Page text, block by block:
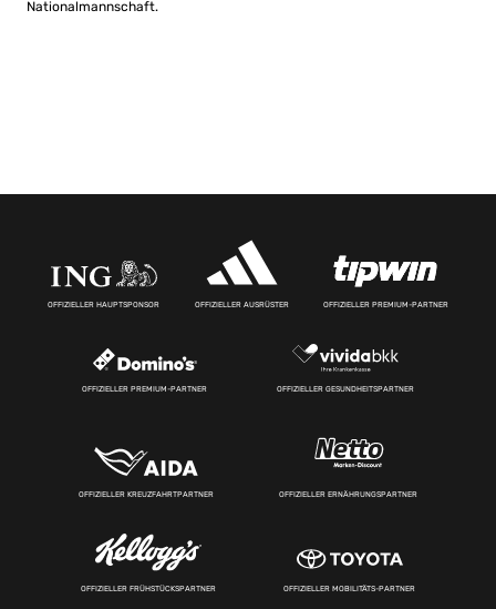
Nationalmannschaft.
OFFIZIELLER HAUPTSPONSOR OFFIZIELLER AUSRÜSTER OFFIZIELLER PREMIUM-PARTNER
OFFIZIELLER PREMIUM-PARTNER OFFIZIELLER GESUNDHEITSPARTNER
OFFIZIELLER KREUZFAHRTPARTNER OFFIZIELLER ERNÄHRUNGSPARTNER
OFFIZIELLER FRÜHSTÜCKSPARTNER OFFIZIELLER MOBILITÄTS-PARTNER